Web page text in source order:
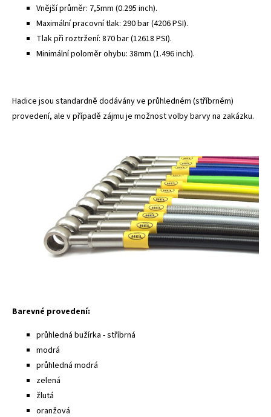
Vnější průměr: 7,5mm (0.295 inch).
Maximální pracovní tlak: 290 bar (4206 PSI).
Tlak při roztržení: 870 bar (12618 PSI).
Minimální poloměr ohybu: 38mm (1.496 inch).
Hadice jsou standardně dodávány ve průhledném (stříbrném)
provedení, ale v případě zájmu je možnost volby barvy na zakázku.
Barevné provedení:
průhledná bužírka - stříbrná
modrá
průhledná modrá
zelená
žlutá
oranžová